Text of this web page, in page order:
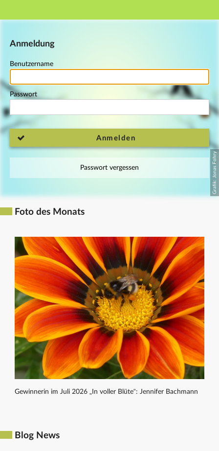
Hauptnavigation
Anmeldung
Benutzername
Passwort
Anmelden
Passwort vergessen
Foto des Monats
Gewinnerin im Juli 2026 „In voller Blüte“: Jennifer Bachmann
Blog News